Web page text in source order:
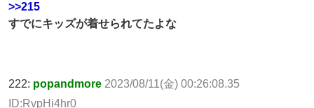
>>215
すでにキッズが着せられてたよな
222: popandmore 2023/08/11(金) 00:26:08.35
ID:RvpHi4hr0